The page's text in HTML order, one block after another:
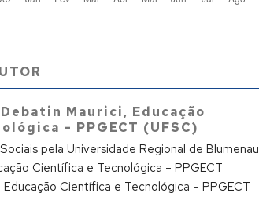
Maurici, Educação
– PPGECT (UFSC)
pela Universidade Regional de Blumenau
Científica e Tecnológica – PPGECT
Científica e Tecnológica – PPGECT